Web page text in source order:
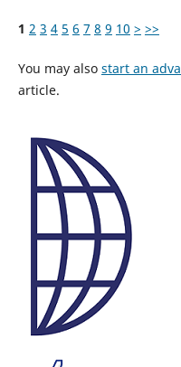
1 2 3 4 5 6 7 8 9 10 > >>
You may also start an
article.